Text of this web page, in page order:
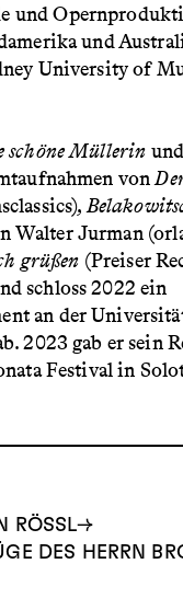
und
und
University of
schöne Müllerin
von
Walter Jurman
grüßen (Preiser
schloss 2022 ein
an der
2023 gab er sein
Festival in
RÖSSL
DES HERRN